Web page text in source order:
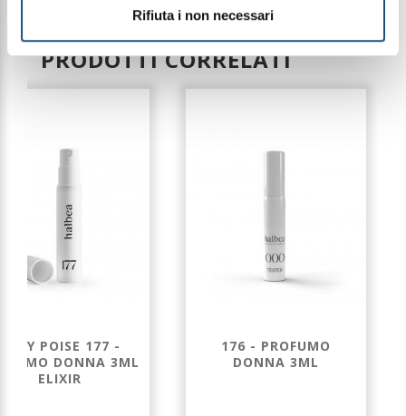
Rifiuta i non necessari
PRODOTTI CORRELATI
POISE 177 -
DONNA 3ML
ELIXIR
176 - PROFUMO
DONNA 3ML